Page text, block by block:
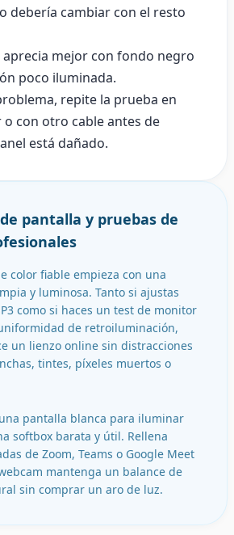
debería cambiar con el resto
aprecia mejor con fondo negro
poco iluminada.
repite la prueba en
con otro cable antes de
está dañado.
pantalla y pruebas de
color fiable empieza con una
y luminosa. Tanto si ajustas
como si haces un test de monitor
de retroiluminación,
un lienzo online sin distracciones
tintes, píxeles muertos o
pantalla blanca para iluminar
softbox barata y útil. Rellena
de Zoom, Teams o Google Meet
mantenga un balance de
sin comprar un aro de luz.